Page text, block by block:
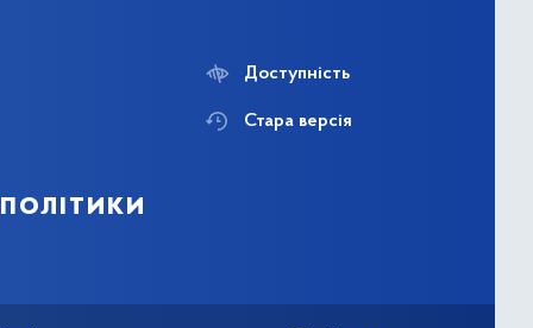
Доступність
Стара версія